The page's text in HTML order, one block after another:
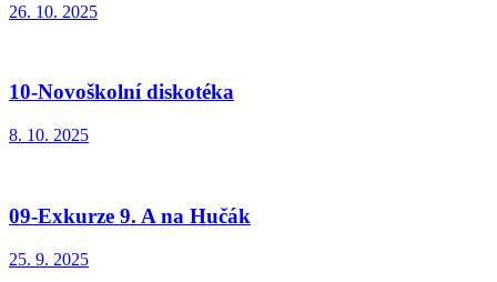
26. 10. 2025
10-Novoškolní diskotéka
8. 10. 2025
09-Exkurze 9. A na Hučák
25. 9. 2025